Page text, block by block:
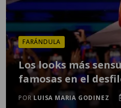
FARÁNDULA
Los looks más
famosas en el
POR LUISA MARIA GODINEZ